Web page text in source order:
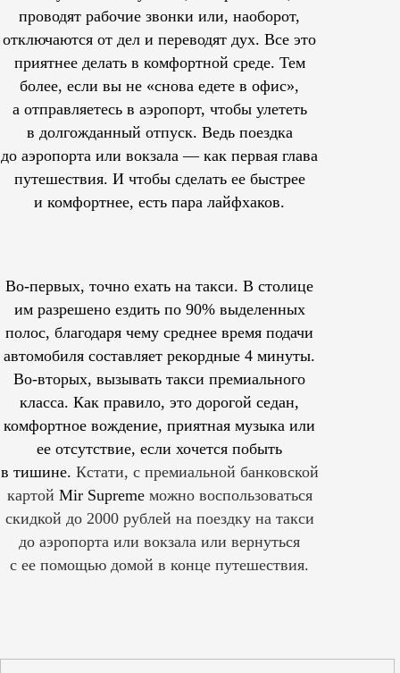
проводят рабочие звонки или, наоборот,
отключаются от дел и переводят дух. Все это
приятнее делать в комфортной среде. Тем
более, если вы не «снова едете в офис»,
а отправляетесь в аэропорт, чтобы улететь
в долгожданный отпуск. Ведь поездка
до аэропорта или вокзала — как первая глава
путешествия. И чтобы сделать ее быстрее
и комфортнее, есть пара лайфхаков.
Во-первых, точно ехать на такси. В столице
им разрешеноездить по 90% выделенных
полос, благодаря чему среднее время подачи
автомобиля составляет рекордные 4 минуты.
Во-вторых, вызывать такси премиального
класса. Как правило, это дорогой седан,
комфортное вождение, приятная музыка или
ее отсутствие, если хочется побыть
в тишине. Кстати, с премиальной банковской
картой Mir Supreme можно воспользоваться
скидкой до 2000 рублей на поездку на такси
до аэропорта или вокзала или вернуться
с ее помощью домой в конце путешествия.